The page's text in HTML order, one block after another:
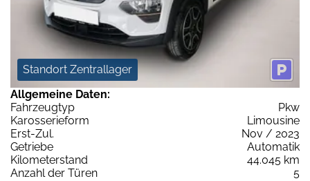
Standort Zentrallager
Allgemeine Daten:
Fahrzeugtyp
Pkw
Karosserieform
Limousine
Erst-Zul.
Nov / 2023
Getriebe
Automatik
Kilometerstand
44.045 km
Anzahl der Türen
5